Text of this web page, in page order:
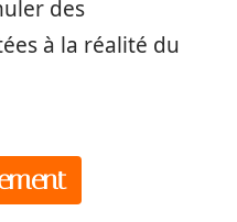
des
à la réalité du